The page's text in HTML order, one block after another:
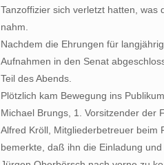
Tanzoffizier sich verletzt hatten, was
nahm.
Nachdem die Ehrungen für
Aufnahmen in den Senat
Teil des Abends.
Plötzlich kam Bewegung ins
Michael Brungs, 1. Vorsitzender der
Alfred Kröll, Mitgliederbetreuer beim
bemerkte, daß ihn die Einladung